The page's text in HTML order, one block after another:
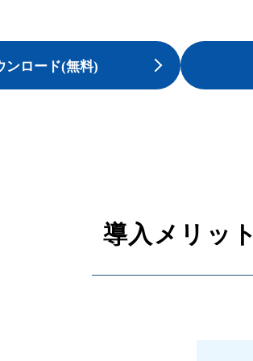
ンロード(無料)
導入メリット